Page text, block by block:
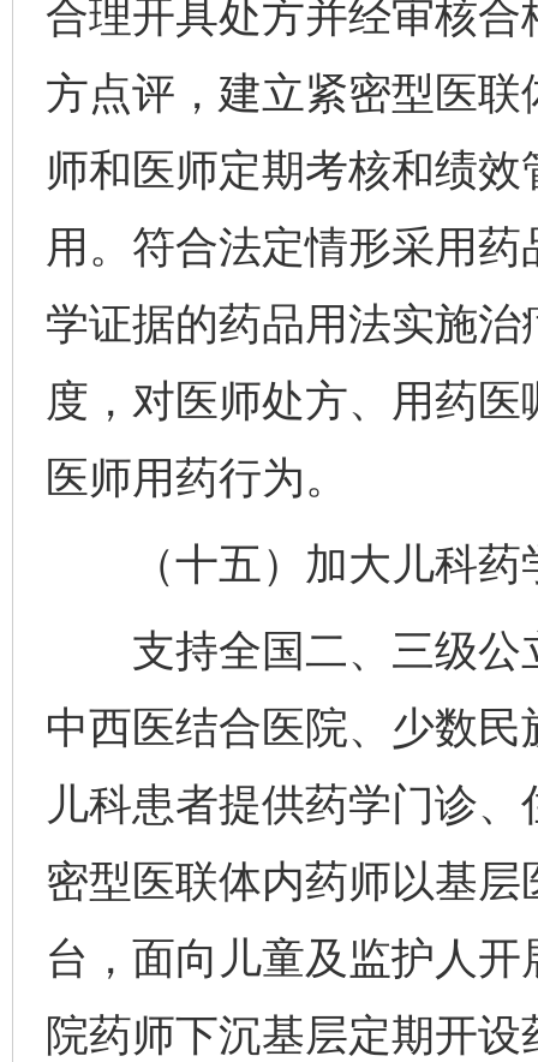
合理开具处方并经审核
方点评，建立紧密型医
师和医师定期考核和绩
用。符合法定情形采用
学证据的药品用法实施
度，对医师处方、用药
医师用药行为。
（十五）加大儿科药
支持全国二、三级公
中西医结合医院、少数
儿科患者提供药学门诊
密型医联体内药师以基
台，面向儿童及监护人
院药师下沉基层定期开